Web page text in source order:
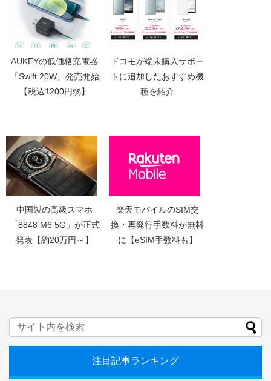
AUKEYの低価格充電器
「Swift 20W」発売開始
【税込1200円弱】
ドコモが端末購入サポー
トに追加したおすすめ機
種を紹介
中国製の高級スマホ
「8848 M6 5G」が正式
発表【約20万円～】
楽天モバイルのSIM交
換・再発行手数料が無料
に【eSIM手数料も】
注目記事ランキング